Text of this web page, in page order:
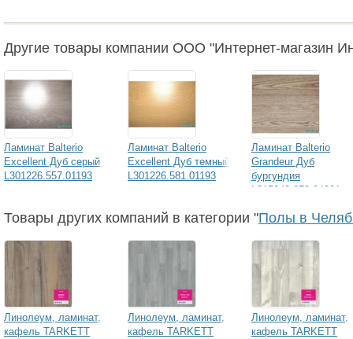
Другие товары компании ООО "Интернет-магазин
Ламинат Balterio
Excellent Дуб серый
L301226.557.01193
Ламинат Balterio
Excellent Дуб темный
L301226.581.01193
Ламинат Balterio
Grandeur Дуб
бургундия
L315240.672.04001
Товары других компаний в категории "Полы в
Линолеум, ламинат,
кафель TARKETT
Линолеум, ламинат,
кафель TARKETT
Линолеум, ламинат,
кафель TARKETT